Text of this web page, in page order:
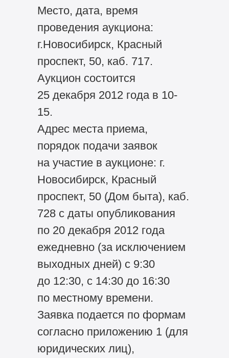
Место, дата, время
проведения аукциона:
г.Новосибирск, Красный
проспект, 50, каб. 717.
Аукцион состоится
25 декабря 2012 года в 10-
15.
Адрес места приема,
порядок подачи заявок
на участие в аукционе: г.
Новосибирск, Красный
проспект, 50 (Дом быта), каб.
728 с даты опубликования
по 20 декабря 2012 года
ежедневно (за исключением
выходных дней) с 9:30
до 12:30, с 14:30 до 16:30
по местному времени.
Заявка подается по формам
согласно приложению 1 (для
юридических лиц),